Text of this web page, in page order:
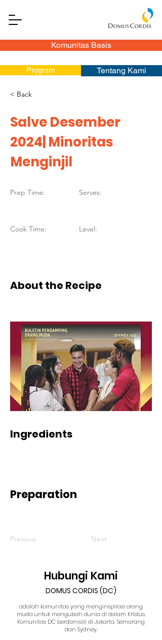
Komunitas Basis
Program Tentang Kami
< Back
Salve Desember
2024| Minoritas
Menginjil
Prep Time:
Cook Time:
Serves:
Level:
About the Recipe
Ingredients
Preparation
Previous Next
Hubungi Kami
DOMUS CORDIS (DC)
adalah komunitas yang menginspirasi orang
muda untuk mengubah dunia di dalam Kristus.
Komunitas DC berdomisili di Jakarta, Semarang
dan Sydney.